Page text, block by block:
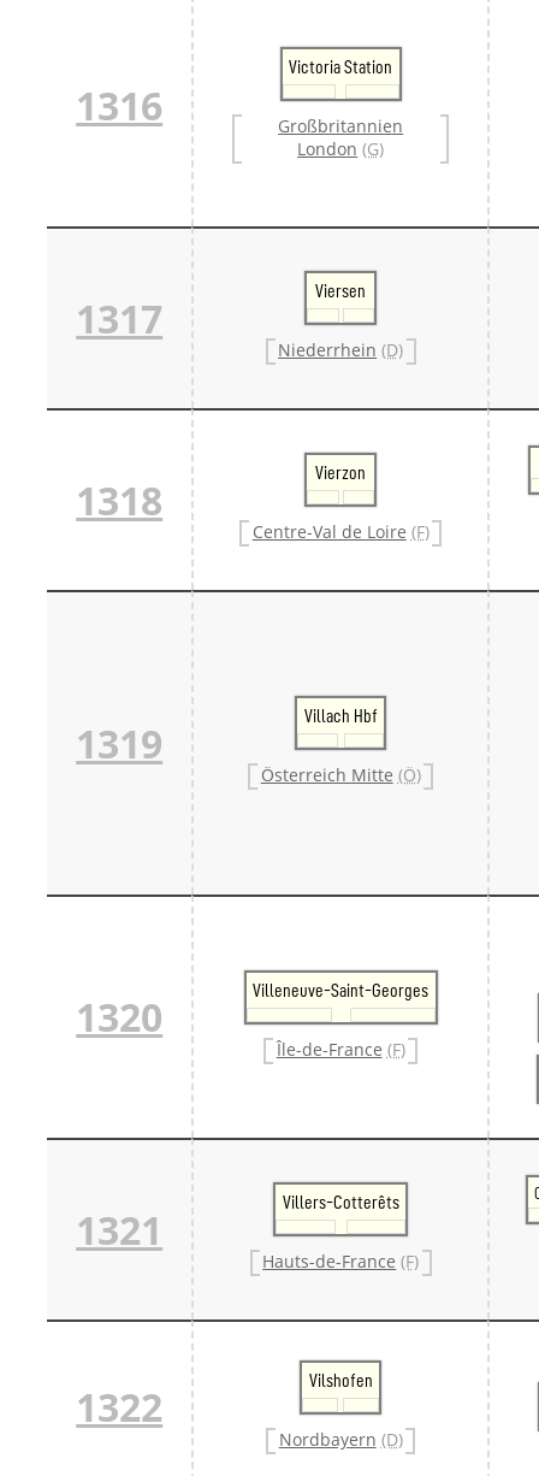
1316
Victoria Station
Großbritannien
London (G)
1317
Viersen
Niederrhein (D)
1318
Vierzon
Centre-Val de Loire (F)
1319
Villach Hbf
Österreich Mitte (Ö)
1320
Villeneuve-Saint-Georges
Île-de-France (F)
1321
Villers-Cotterêts
Hauts-de-France (F)
1322
Vilshofen
Nordbayern (D)